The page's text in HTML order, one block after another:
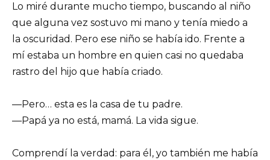
Lo miré durante mucho tiempo, buscando al niño
que alguna vez sostuvo mi mano y tenía miedo a
la oscuridad. Pero ese niño se había ido. Frente a
mí estaba un hombre en quien casi no quedaba
rastro del hijo que había criado.
—Pero… esta es la casa de tu padre.
—Papá ya no está, mamá. La vida sigue.
Comprendí la verdad: para él, yo también me había